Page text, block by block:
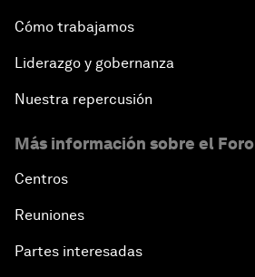
Cómo trabajamos
Liderazgo y gobernanza
Nuestra repercusión
Más información sobre el Foro
Centros
Reuniones
Partes interesadas